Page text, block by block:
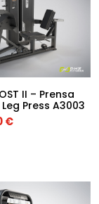
II – Prensa
Press A3003
€